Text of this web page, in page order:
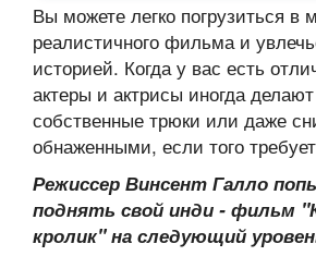
Вы можете легко погрузиться в
реалистичного фильма и
историей. Когда у вас есть
актеры и актрисы иногда
собственные трюки или даже
обнаженными, если того
Режиссер Винсент Галло
поднять свой инди - фильм
кролик" на следующий